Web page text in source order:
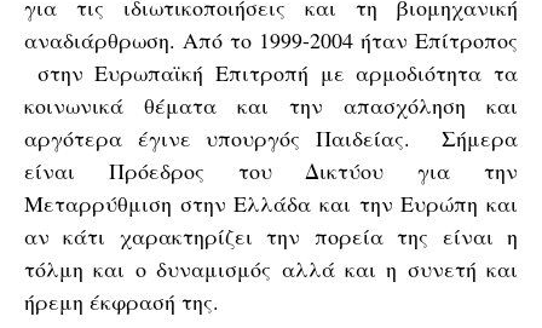
για τις ιδιωτικοποιήσεις και τη βιομηχανική
αναδιάρθρωση. Από το 1999-2004 ήταν Επίτροπος
στην Ευρωπαϊκή Επιτροπή με αρμοδιότητα τα
κοινωνικά θέματα και την απασχόληση και
αργότερα έγινε υπουργός Παιδείας. Σήμερα
είναι Πρόεδρος του Δικτύου για την
Μεταρρύθμιση στην Ελλάδα και την Ευρώπη και
αν κάτι χαρακτηρίζει την πορεία της είναι η
τόλμη και ο δυναμισμός αλλά και η συνετή και
ήρεμη έκφρασή της.